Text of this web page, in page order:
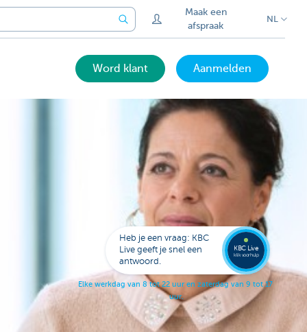
Maak een
afspraak
NL
Word klant Aanmelden
Heb je een vraag: KBC
Live geeft je snel een
antwoord.
Elke werkdag van 8 tot 22 uur en zaterdag van 9 tot 17
uur.
KBC Live
klik voor hulp
153